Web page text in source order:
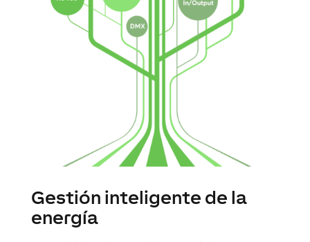
Gestión inteligente de la
energía